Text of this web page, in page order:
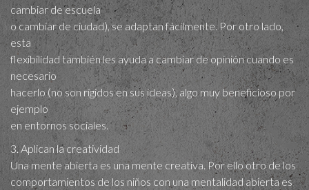
cambiar de escuela
o cambiar de ciudad), se adaptan fácilmente. Por otro lado,
esta
flexibilidad también les ayuda a cambiar de opinión cuando es
necesario
hacerlo (no son rígidos en sus ideas), algo muy beneficioso por
ejemplo
en entornos sociales.
3. Aplican la creatividad
Una mente abierta es una mente creativa. Por ello otro de los
comportamientos de los niños con una mentalidad abierta es